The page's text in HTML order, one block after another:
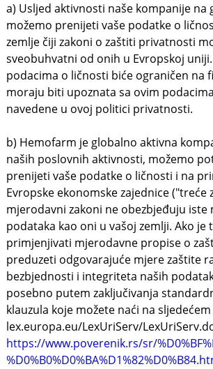
a) Usljed aktivnosti naše kompanije na
možemo prenijeti vaše podatke o
zemlje čiji zakoni o zaštiti privatnosti
sveobuhvatni od onih u Evropskoj
podacima o ličnosti biće ograničen na
moraju biti upoznata sa ovim
navedene u ovoj politici privatnosti.
b) Hemofarm je globalno aktivna
naših poslovnih aktivnosti, možemo
prenijeti vaše podatke o ličnosti i na
Evropske ekonomske zajednice ("treće
mjerodavni zakoni ne obezbjeđuju iste
podataka kao oni u vašoj zemlji. Ako je
primjenjivati mjerodavne propise o
preduzeti odgovarajuće mjere zaštite
bezbjednosti i integriteta naših
posebno putem zaključivanja
klauzula koje možete naći na
lex.europa.eu/LexUriServ/
https://www.poverenik.rs/sr/